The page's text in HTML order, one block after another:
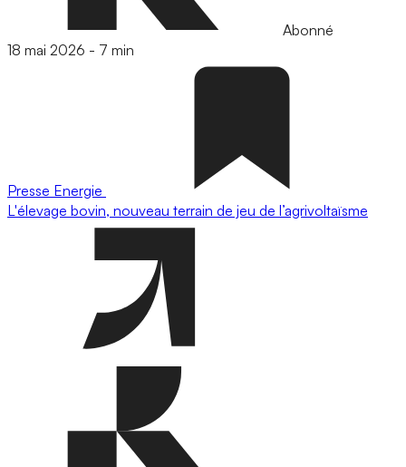
Abonné
18 mai 2026 - 7 min
Presse Energie
L'élevage bovin, nouveau terrain de jeu de l’agrivoltaïsme